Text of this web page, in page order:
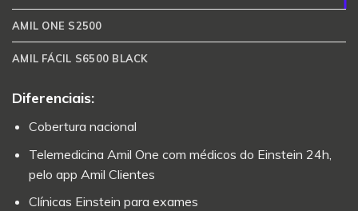
AMIL ONE S2500
AMIL FÁCIL S6500 BLACK
Diferenciais:
Cobertura nacional
Telemedicina Amil One com médicos do Einstein 24h,
pelo app Amil Clientes
Clínicas Einstein para exames